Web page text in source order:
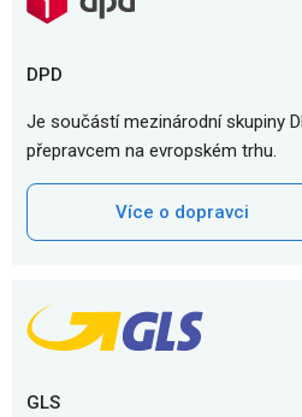
DPD
Je součástí mezinárodní skupiny
přepravcem na evropském trhu.
Více o dopravci
GLS